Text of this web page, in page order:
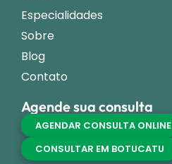
Especialidades
Sobre
Blog
Contato
Agende sua consulta
AGENDAR CONSULTA ONLINE
CONSULTAR EM BOTUCATU